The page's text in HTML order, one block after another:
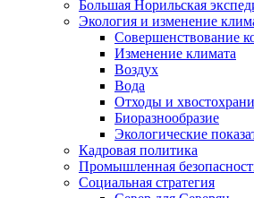
Большая Норильская
Экология и изменение
Совершенствование
Изменение климата
Воздух
Вода
Отходы и
Биоразнообразие
Экологические
Кадровая политика
Промышленная
Социальная стратегия